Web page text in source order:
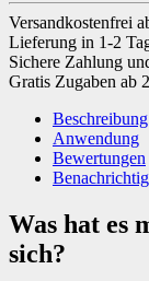
Versandkostenfrei
Lieferung in 1-2
Sichere Zahlung
Gratis Zugaben ab
Beschreibung
Anwendung
Bewertungen
Was hat es
sich?